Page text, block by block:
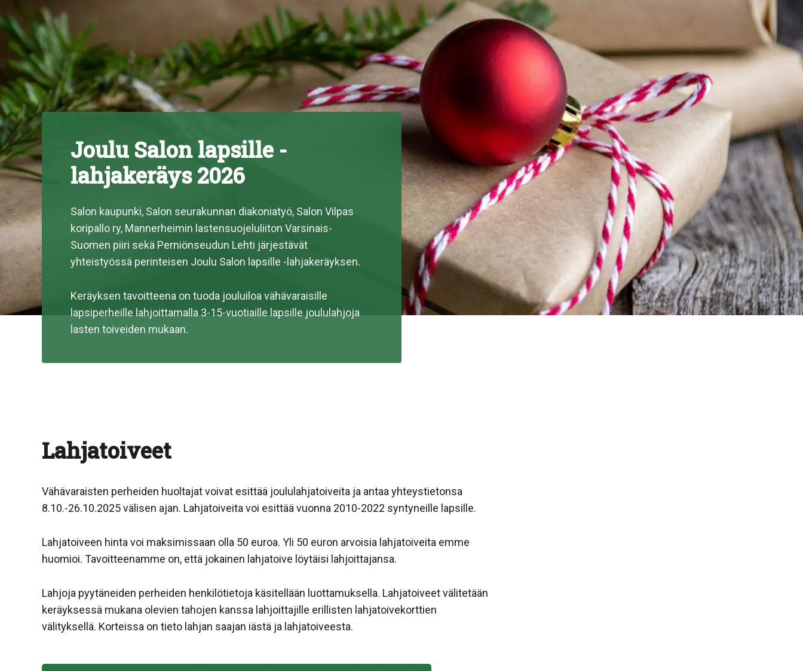
Joulu Salon lapsille -
lahjakeräys 2026
Salon kaupunki, Salon seurakunnan diakoniatyö, Salon Vilpas
koripallo ry, Mannerheimin lastensuojeluliiton Varsinais-
Suomen piiri sekä Perniönseudun Lehti järjestävät
yhteistyössä perinteisen Joulu Salon lapsille -lahjakeräyksen.
Keräyksen tavoitteena on tuoda jouluiloa vähävaraisille
lapsiperheille lahjoittamalla 3-15-vuotiaille lapsille joululahjoja
lasten toiveiden mukaan.
Lahjatoiveet
Vähävaraisten perheiden huoltajat voivat esittää joululahjatoiveita ja antaa yhteystietonsa
8.10.-26.10.2025 välisen ajan. Lahjatoiveita voi esittää vuonna 2010-2022 syntyneille lapsille.
Lahjatoiveen hinta voi maksimissaan olla 50 euroa. Yli 50 euron arvoisia lahjatoiveita emme
huomioi. Tavoitteenamme on, että jokainen lahjatoive löytäisi lahjoittajansa.
Lahjoja pyytäneiden perheiden henkilötietoja käsitellään luottamuksella. Lahjatoiveet välitetään
keräyksessä mukana olevien tahojen kanssa lahjoittajille erillisten lahjatoivekorttien
välityksellä. Korteissa on tieto lahjan saajan iästä ja lahjatoiveesta.